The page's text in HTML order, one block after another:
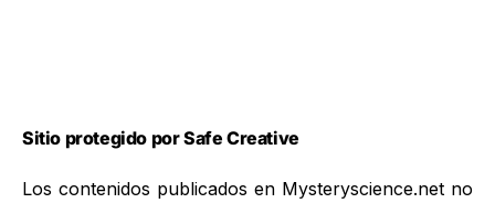
Sitio protegido por Safe Creative
Los contenidos publicados en Mysteryscience.net no